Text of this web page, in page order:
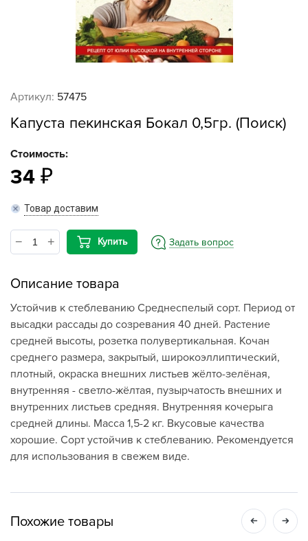
Артикул: 57475
Капуста пекинская Бокал 0,5гр. (Поиск)
Стоимость:
34
Товар доставим
Купить Задать вопрос
Описание товара
Устойчив к стеблеванию Среднеспелый сорт. Период от
высадки рассады до созревания 40 дней. Растение
средней высоты, розетка полувертикальная. Кочан
среднего размера, закрытый, широкоэллиптический,
плотный, окраска внешних листьев жёлто-зелёная,
внутренняя - светло-жёлтая, пузырчатость внешних и
внутренних листьев средняя. Внутренняя кочерыга
средней длины. Масса 1,5-2 кг. Вкусовые качества
хорошие. Сорт устойчив к стеблеванию. Рекомендуется
для использования в свежем виде.
Похожие товары